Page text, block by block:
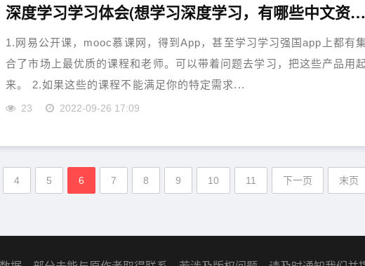
深度学习学习体会(想学习深度学习，有哪些中文资源，教程推荐)
1.网易公开课，mooc慕课网，得到App，甚至学习学习强国app上都有
合了市场上最优质的课程和老师。可以带着问题去学习，把这些产品用
来。 2.如果这些的课程不能满足你的特定需求...
23 2022-09-26 17:09
4 5 6 7 8 9 10 11 下一页 末页